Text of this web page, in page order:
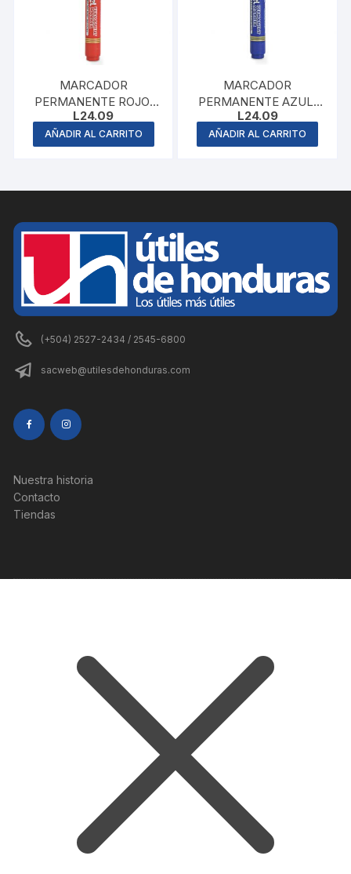
MARCADOR
PERMANENTE ROJO,
PENTEL
L24.09
AÑADIR AL CARRITO
MARCADOR
PERMANENTE AZUL,
PENTEL
L24.09
AÑADIR AL CARRITO
(+504) 2527-2434 / 2545-6800
sacweb@utilesdehonduras.com
Nuestra historia
Contacto
Tiendas